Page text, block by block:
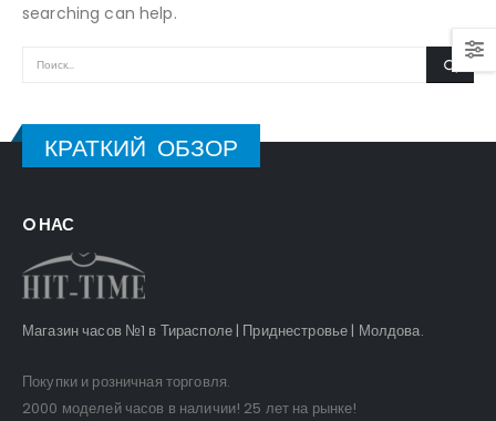
searching can help.
КРАТКИЙ ОБЗОР
O НАС
Магазин часов №1 в Тирасполе | Приднестровье | Молдова.
Покупки и розничная торговля.
2000 моделей часов в наличии! 25 лет на рынке!